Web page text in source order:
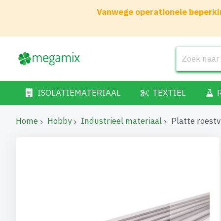
Vanwege operationele
ISOLATIEMATERIAAL TEXTIEL
Home Hobby Industrieel materiaal Platte